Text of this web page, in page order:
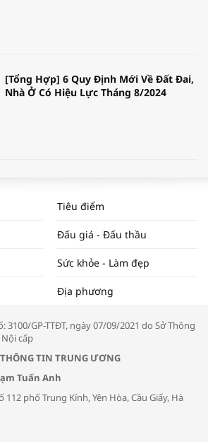
[Tổng Hợp] 6 Quy Định Mới Về Đất Đai,
Nhà Ở Có Hiệu Lực Tháng 8/2024
NAM NĂM 2024 VÀ NĂM 2025 | NHỊP
ĐẬP THỊ TRƯỜNG #62
Tọa đàm “Xúc tiến thương mại: Khơi
Bác sĩ tư vấn cách phòng tránh bệnh
đường hô hấp trong thời tiết giao mùa
Tiêu điểm
Đấu giá - Đấu thầu
Sức khỏe - Làm đẹp
Địa phương
3100/GP-TTĐT, ngày 07/09/2021 do Sở Thông
cấp
THÔNG TIN TRUNG ƯƠNG
Tuấn Anh
phố Trung Kính, Yên Hòa, Cầu Giấy, Hà